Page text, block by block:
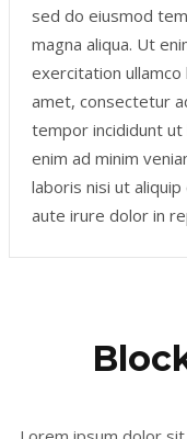
sed do eiusmod
magna aliqua. Ut
exercitation
amet, consectetur
tempor incididunt
enim ad minim
laboris nisi ut
aute irure dolor in